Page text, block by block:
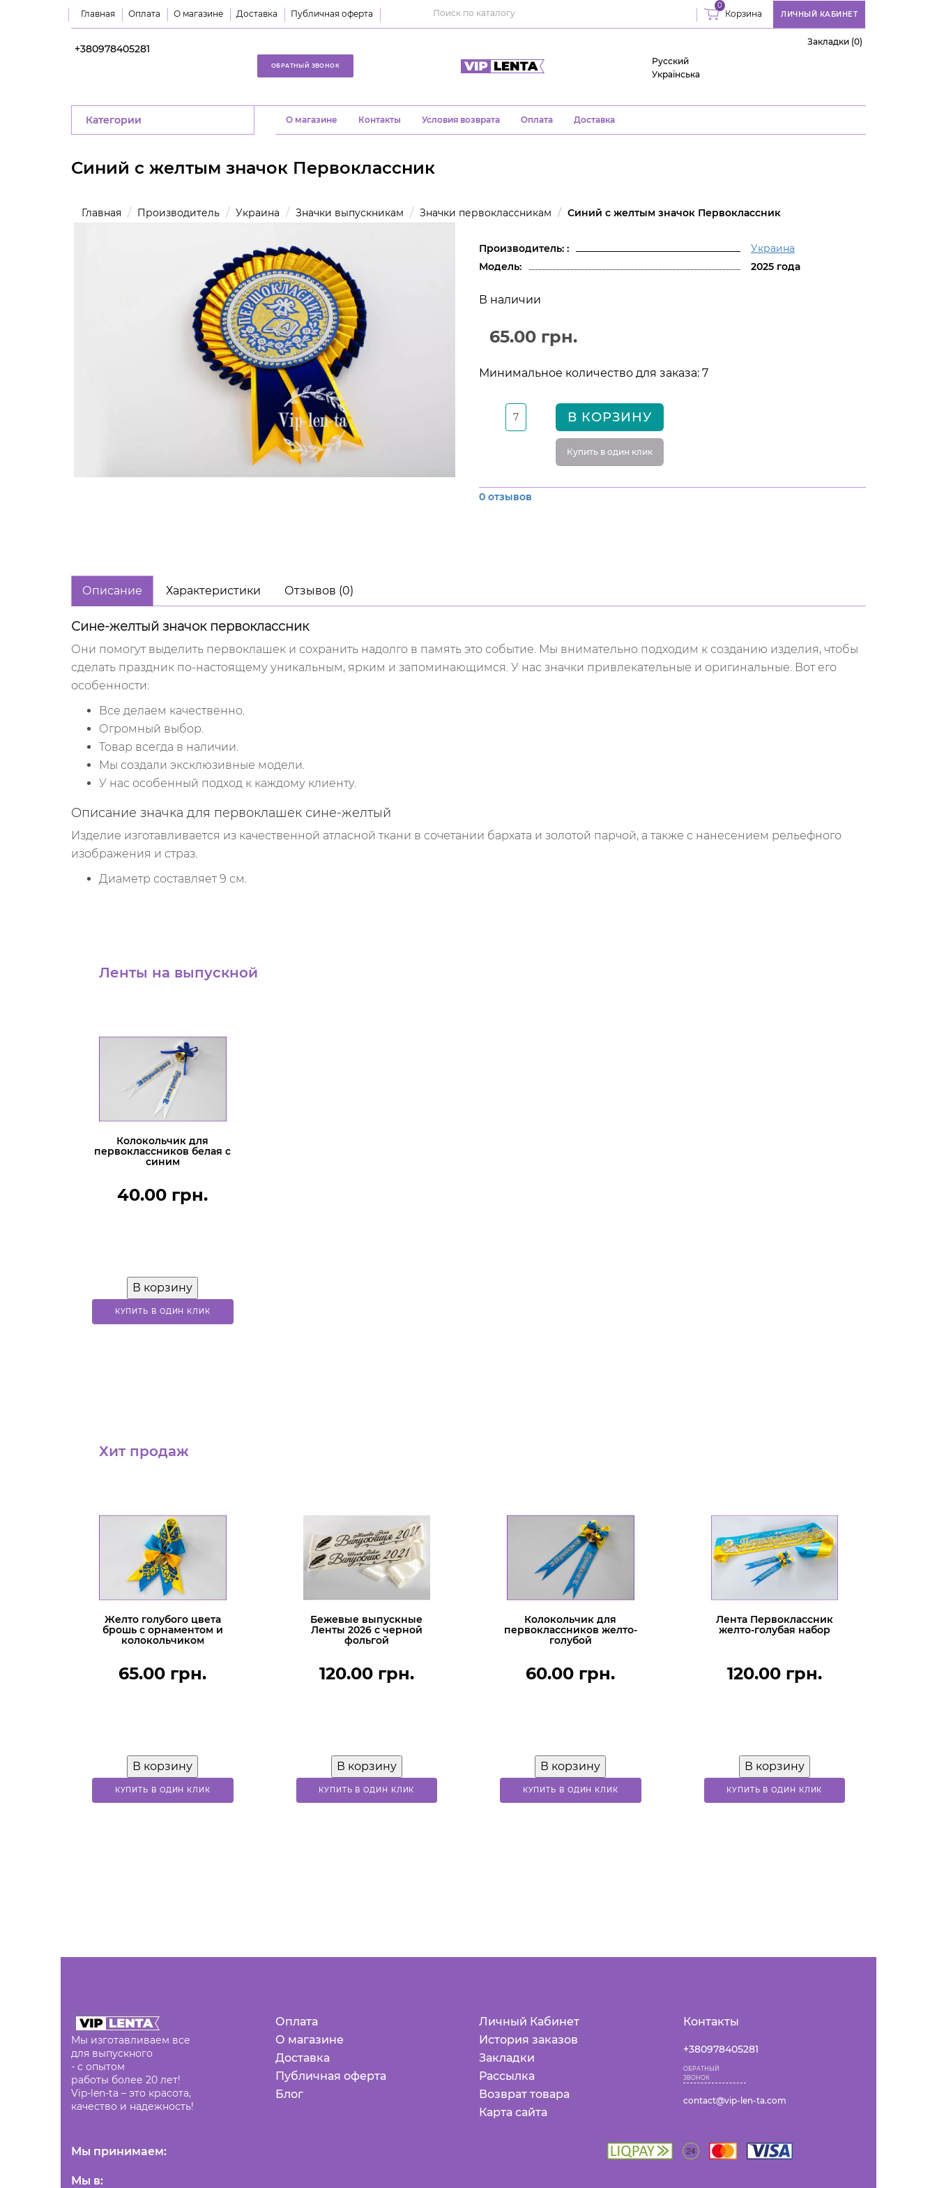
Главная Оплата О магазине Доставка Публичная оферта Корзина
0
ЛИЧНЫЙ КАБИНЕТ
+380978405281
ОБРАТНЫЙ ЗВОНОК
Русский
Українська
Закладки (0)
O магазине Контакты Условия возврата Оплата Доставка
Категории
Синий с желтым значок Первоклассник
Главная Производитель Украина Значки выпускникам Значки первоклассникам Синий с желтым значок Первоклассник
Производитель: :
Украина
Модель:
2025 года
В наличии
65.00 грн.
Минимальное количество для заказа: 7
В КОРЗИНУ
Купить в один клик
0 отзывов
Описание Характеристики Отзывов (0)
Сине-желтый значок первоклассник
Они помогут выделить первоклашек и сохранить надолго в память это событие. Мы внимательно подходим к созданию изделия, чтобы
сделать праздник по-настоящему уникальным, ярким и запоминающимся. У нас значки привлекательные и оригинальные. Вот его
особенности:
Все делаем качественно.
Огромный выбор.
Товар всегда в наличии.
Мы создали эксклюзивные модели.
У нас особенный подход к каждому клиенту.
Описание значка для первоклашек сине-желтый
Изделие изготавливается из качественной атласной ткани в сочетании бархата и золотой парчой, а также с нанесением рельефного
изображения и страз.
Диаметр составляет 9 см.
Ленты на выпускной
Колокольчик для
первоклассников белая с
синим
40.00 грн.
В корзину
КУПИТЬ В ОДИН КЛИК
Хит продаж
Желто голубого цвета
брошь с орнаментом и
колокольчиком
65.00 грн.
В корзину
КУПИТЬ В ОДИН КЛИК
Бежевые выпускные
Ленты 2026 с черной
фольгой
120.00 грн.
В корзину
КУПИТЬ В ОДИН КЛИК
Колокольчик для
первоклассников желто-
голубой
60.00 грн.
В корзину
КУПИТЬ В ОДИН КЛИК
Лента Первоклассник
желто-голубая набор
120.00 грн.
В корзину
КУПИТЬ В ОДИН КЛИК
Мы изготавливаем все
для выпускного
- с опытом
работы более 20 лет!
Vip-len-ta – это красота,
качество и надежность!
Оплата
О магазине
Доставка
Публичная оферта
Блог
Личный Кабинет
История заказов
Закладки
Рассылка
Возврат товара
Карта сайта
Контакты
+380978405281
ОБРАТНЫЙ
ЗВОНОК
contact@vip-len-ta.com
Мы принимаем:
Мы в: